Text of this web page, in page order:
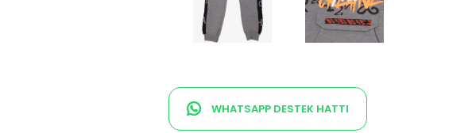
WHATSAPP DESTEK HATTI